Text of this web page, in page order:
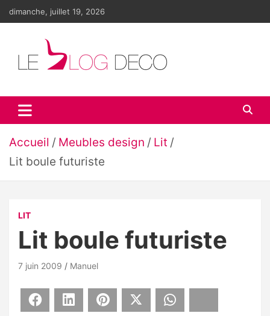
Aller
dimanche, juillet 19, 2026
Le blog déco
LE blog de la décoration d'intérieur et du design
Accueil Meubles design
Lit
Lit boule futuriste
LIT
Lit boule futuriste
7 juin 2009 Manuel
Facebook LinkedIn Pinterest